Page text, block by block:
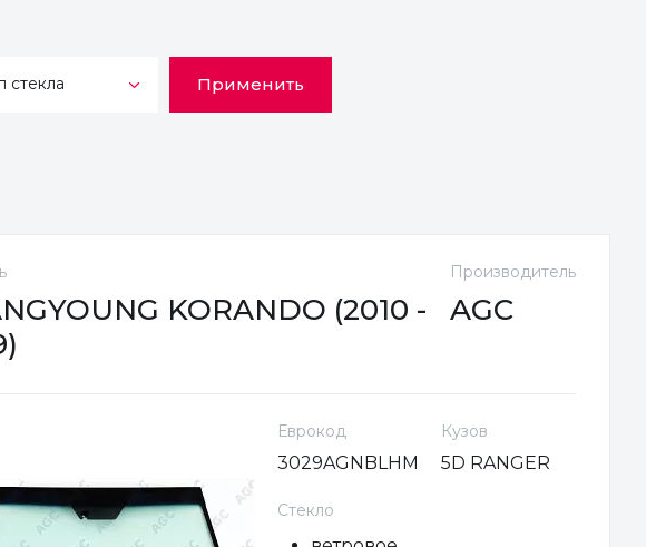
стекла Применить
KORANDO (2010 -
Производитель
AGC
Еврокод
3029AGNBLHM
Кузов
5D RANGER
Стекло